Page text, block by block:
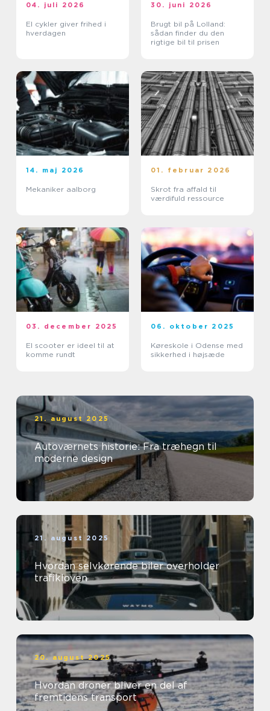
04. juli 2026
El cykler giver frihed i
hverdagen
30. juni 2026
Brugt bil på Lolland:
sådan finder du den
rigtige bil til prisen
14. maj 2026
Mekaniker aalborg
01. februar 2026
Skrot fra affald til
værdifuld ressource
03. december 2025
El scooter er ideel til at
komme rundt
06. oktober 2025
Køreskole i Odense med
sikkerhed i højsæde
21. august 2025
Autoværnets historie: Fra træhegn til
moderne design
21. august 2025
Hvordan selvkørende biler overholder
trafikloven
20. august 2025
Hvordan droner bliver en del af
fremtidens transport